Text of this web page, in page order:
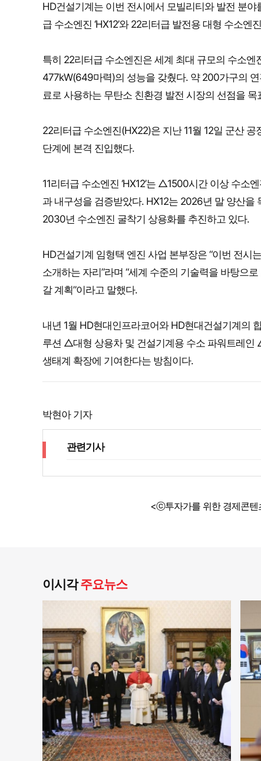
HD건설기계는 이번 전시에서 모빌리티와 발전 분야
급 수소엔진 ‘HX12’와 22리터급 발전용 대형 수소엔
특히 22리터급 수소엔진은 세계 최대 규모의 수소
477kW(649마력)의 성능을 갖췄다. 약 200가구의
료로 사용하는 무탄소 친환경 발전 시장의 선점을 목
22리터급 수소엔진(HX22)은 지난 11월 12일 군산
단계에 본격 진입했다.
11리터급 수소엔진 ‘HX12’는 △1500시간 이상 수
과 내구성을 검증받았다. HX12는 2026년 말 양산
2030년 수소엔진 굴착기 상용화를 추진하고 있다.
HD건설기계 임형택 엔진 사업 본부장은 “이번 전시
소개하는 자리”라며 “세계 수준의 기술력을 바탕으
갈 계획”이라고 말했다.
내년 1월 HD현대인프라코어와 HD현대건설기계의
루션 △대형 상용차 및 건설기계용 수소 파워트레인
생태계 확장에 기여한다는 방침이다.
박현아 기자
관련기사
<ⓒ투자가를 위한 경제콘텐
이시각주요뉴스